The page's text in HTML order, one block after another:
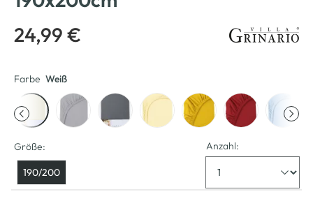
24,99 €
Farbe Weiß
Größe:
190/200
Anzahl: